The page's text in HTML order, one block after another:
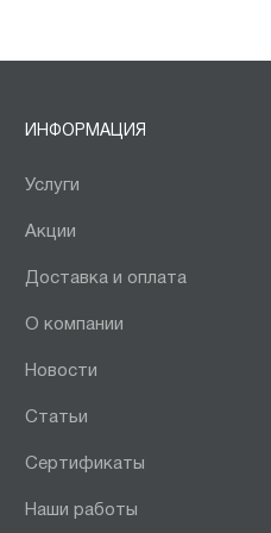
ИНФОРМАЦИЯ
Услуги
Акции
Доставка и оплата
О компании
Новости
Статьи
Сертификаты
Наши работы